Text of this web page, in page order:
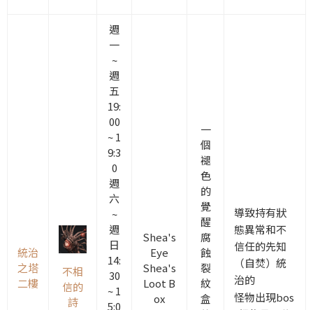
統治
之塔
二樓
不相
信的
詩
週
一
~
週
五
19:
00
~ 1
9:3
0
週
六
~
週
日
14:
30
~ 1
5:0
Shea's
Eye
Shea's
Loot B
ox
一
個
褪
色
的
覺
醒
腐
蝕
裂
紋
盒
導致持有狀
態異常和不
信任的先知
（自焚）統
治的
怪物出現bos